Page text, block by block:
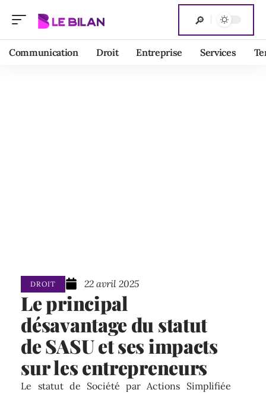
Communication Droit Entreprise Services
DROIT 22 avril 2025
Le principal
désavantage du statut
de SASU et ses impacts
sur les entrepreneurs
Le statut de Société par Actions Simplifiée